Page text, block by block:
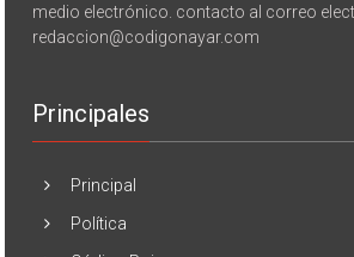
medio electrónico. contacto al correo
redaccion@codigonayar.com
Principales
Principal
Política